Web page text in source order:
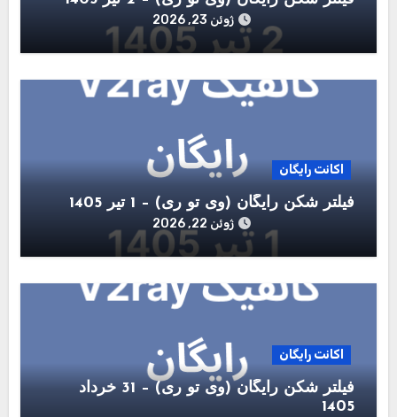
ژوئن 23, 2026
اکانت رایگان
فیلتر شکن رایگان (وی تو ری) – 1 تیر 1405
ژوئن 22, 2026
اکانت رایگان
فیلتر شکن رایگان (وی تو ری) – 31 خرداد
1405